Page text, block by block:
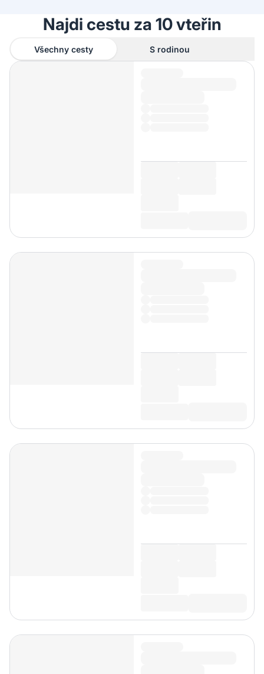
Najdi cestu za 10 vteřin
Všechny cesty S rodinou